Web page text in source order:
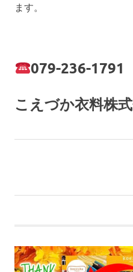
ます。
079-236-1791
こえづか衣料株
ゲ
事:の